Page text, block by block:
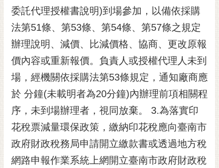
委託代理授權書說明)到場參加，以備依採購
法第51條、第53條、第54條、第57條之規定
辦理說明、減價、比減價格、協商、更改原報
價內容或重新報價。負責人或授權代理人未到
場，經機關依採購法第53條規定，通知廠商應
於 分鐘(未載明者為20分鐘)內辦理前項相關程
序，未到場辦理者，視同放棄。 3.為落實印
花稅票減量環保政策，繳納印花稅應向臺南市
政府財政稅務局申請開立繳款書或透過地方稅
網路申報作業系統上網開立臺南市政府財政稅